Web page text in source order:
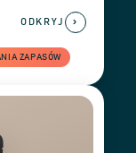
ZAPASÓW
ODKRYJ ›